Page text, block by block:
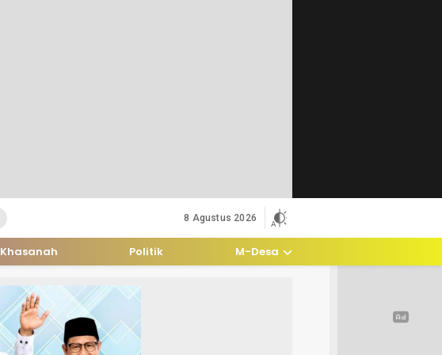
8 Agustus 2026
Khasanah Politik M-Desa